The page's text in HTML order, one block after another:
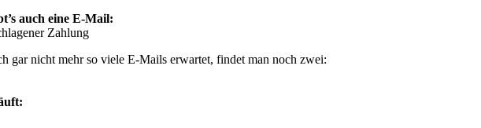
auch eine E-Mail:
Zahlung
gar nicht mehr so viele E-Mails erwartet, findet man noch zwei: